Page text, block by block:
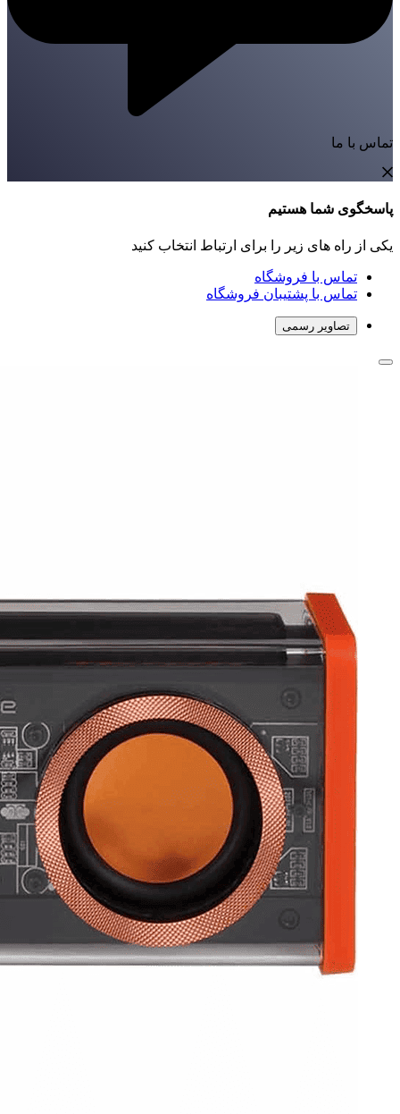
تماس با ما
پاسخگوی شما هستیم
یکی از راه های زیر را برای ارتباط انتخاب کنید
تماس با فروشگاه
تماس با پشتیبان فروشگاه
تصاویر رسمی